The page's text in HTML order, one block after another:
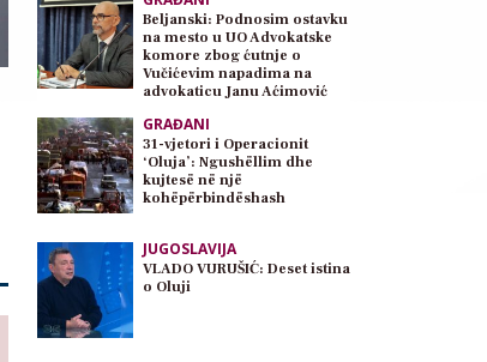
Beljanski: Podnosim ostavku
na mesto u UO Advokatske
komore zbog ćutnje o
Vučićevim napadima na
advokaticu Janu Aćimović
GRAĐANI
31-vjetori i Operacionit
‘Oluja’: Ngushëllim dhe
kujtesë në një
kohëpërbindëshash
JUGOSLAVIJA
VLADO VURUŠIĆ: Deset istina
o Oluji